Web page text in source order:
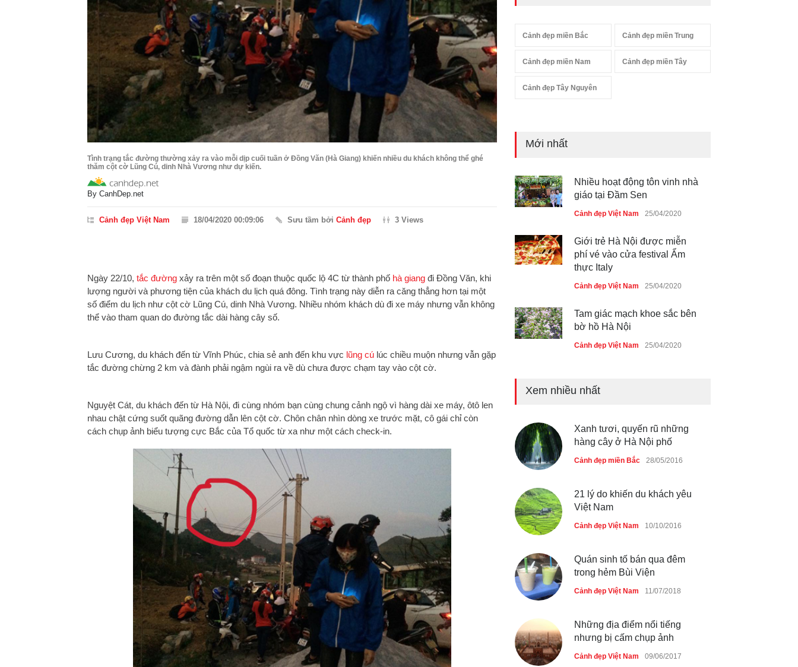
Tình trạng tắc đường thường xảy ra vào mỗi dịp cuối tuần ở Đồng Văn (Hà Giang) khiến nhiều du khách không thể ghé
thăm cột cờ Lũng Cú, dinh Nhà Vương như dự kiến.
By CanhDep.net
Cảnh đẹp Việt Nam 18/04/2020 00:09:06 Sưu tầm bởi Cảnh đẹp 3 Views
Ngày 22/10, tắc đường xảy ra trên một số đoạn thuộc quốc lộ 4C từ thành phố hà giang đi Đồng Văn, khi
lượng người và phương tiện của khách du lịch quá đông. Tình trạng này diễn ra căng thẳng hơn tại một
số điểm du lịch như cột cờ Lũng Cú, dinh Nhà Vương. Nhiều nhóm khách dù đi xe máy nhưng vẫn không
thể vào tham quan do đường tắc dài hàng cây số.
Lưu Cương, du khách đến từ Vĩnh Phúc, chia sẻ anh đến khu vực lũng cú lúc chiều muộn nhưng vẫn gặp
tắc đường chừng 2 km và đành phải ngậm ngùi ra về dù chưa được chạm tay vào cột cờ.
Nguyệt Cát, du khách đến từ Hà Nội, đi cùng nhóm bạn cùng chung cảnh ngộ vì hàng dài xe máy, ôtô len
nhau chật cứng suốt quãng đường dẫn lên cột cờ. Chôn chân nhìn dòng xe trước mặt, cô gái chỉ còn
cách chụp ảnh biểu tượng cực Bắc của Tổ quốc từ xa như một cách check-in.
Cảnh đẹp miền Bắc Cảnh đẹp miền Trung
Cảnh đẹp miền Nam Cảnh đẹp miền Tây
Cảnh đẹp Tây Nguyên
Mới nhất
Nhiều hoạt động tôn vinh nhà
giáo tại Đầm Sen
Cảnh đẹp Việt Nam 25/04/2020
Giới trẻ Hà Nội được miễn
phí vé vào cửa festival Ẩm
thực Italy
Cảnh đẹp Việt Nam 25/04/2020
Tam giác mạch khoe sắc bên
bờ hồ Hà Nội
Cảnh đẹp Việt Nam 25/04/2020
du lịch quốc gia
Những món ăn đồng quê dân
dã ở Sài Gòn
Cảnh đẹp Việt Nam 25/04/2020
Xem nhiều nhất
Xanh tươi, quyến rũ những
hàng cây ở Hà Nội phố
Cảnh đẹp miền Bắc 28/05/2016
21 lý do khiến du khách yêu
Việt Nam
Cảnh đẹp Việt Nam 10/10/2016
Quán sinh tố bán qua đêm
trong hẻm Bùi Viện
Cảnh đẹp Việt Nam 11/07/2018
Những địa điểm nổi tiếng
nhưng bị cấm chụp ảnh
Cảnh đẹp Việt Nam 09/06/2017